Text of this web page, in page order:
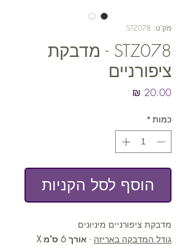
מק"ט: STZ078
STZ078 - מדבקת
ציפורניים
כמות *
הוסף לסל הקניות
מדבקת ציפורניים מיניונים
גודל המדבקה באריזה -
אורך 6 ס"מ X